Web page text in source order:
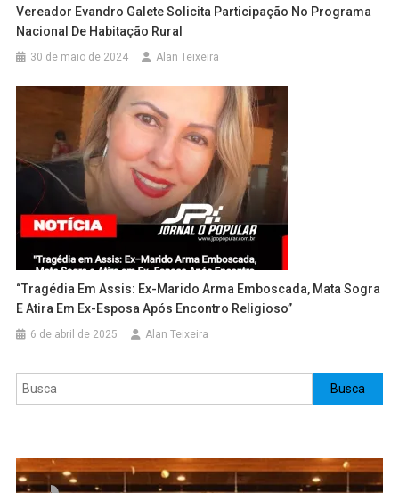
Vereador Evandro Galete Solicita Participação No Programa
Nacional De Habitação Rural
30 de maio de 2024 Alan Teixeira
“Tragédia Em Assis: Ex-Marido Arma Emboscada, Mata Sogra
E Atira Em Ex-Esposa Após Encontro Religioso”
6 de abril de 2025 Alan Teixeira
Pesquisar Busca